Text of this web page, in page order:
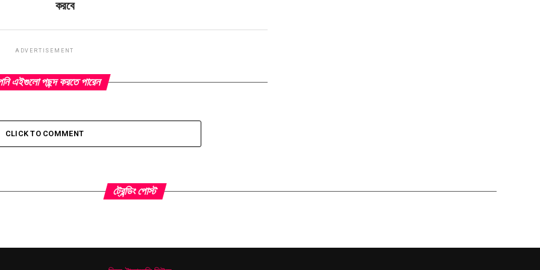
করবে
ADVERTISEMENT
এইগুলো পছন্দ করতে পারেন
CLICK TO COMMENT
ট্রেন্ডিং পোস্ট